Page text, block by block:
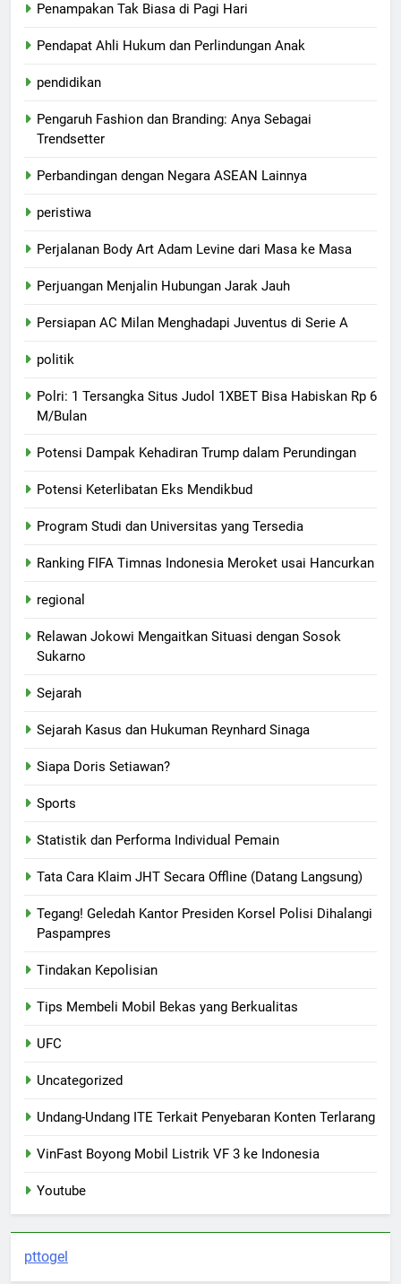
Penampakan Tak Biasa di Pagi Hari
Pendapat Ahli Hukum dan Perlindungan Anak
pendidikan
Pengaruh Fashion dan Branding: Anya Sebagai
Trendsetter
Perbandingan dengan Negara ASEAN Lainnya
peristiwa
Perjalanan Body Art Adam Levine dari Masa ke Masa
Perjuangan Menjalin Hubungan Jarak Jauh
Persiapan AC Milan Menghadapi Juventus di Serie A
politik
Polri: 1 Tersangka Situs Judol 1XBET Bisa Habiskan Rp 6
M/Bulan
Potensi Dampak Kehadiran Trump dalam Perundingan
Potensi Keterlibatan Eks Mendikbud
Program Studi dan Universitas yang Tersedia
Ranking FIFA Timnas Indonesia Meroket usai Hancurkan
regional
Relawan Jokowi Mengaitkan Situasi dengan Sosok
Sukarno
Sejarah
Sejarah Kasus dan Hukuman Reynhard Sinaga
Siapa Doris Setiawan?
Sports
Statistik dan Performa Individual Pemain
Tata Cara Klaim JHT Secara Offline (Datang Langsung)
Tegang! Geledah Kantor Presiden Korsel Polisi Dihalangi
Paspampres
Tindakan Kepolisian
Tips Membeli Mobil Bekas yang Berkualitas
UFC
Uncategorized
Undang-Undang ITE Terkait Penyebaran Konten Terlarang
VinFast Boyong Mobil Listrik VF 3 ke Indonesia
Youtube
pttogel